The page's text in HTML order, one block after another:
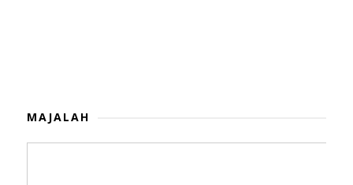
MAJALAH